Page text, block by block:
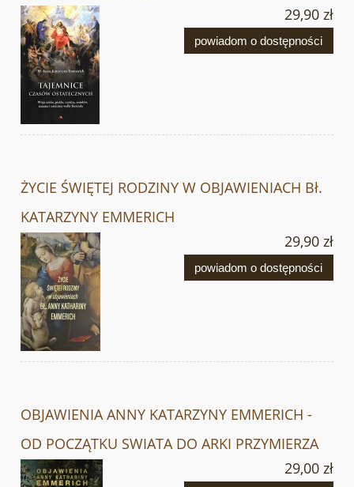
29,90 zł
powiadom o dostępności
ŻYCIE ŚWIĘTEJ RODZINY W OBJAWIENIACH Bł.
KATARZYNY EMMERICH
29,90 zł
powiadom o dostępności
OBJAWIENIA ANNY KATARZYNY EMMERICH -
OD POCZĄTKU SWIATA DO ARKI PRZYMIERZA
29,00 zł